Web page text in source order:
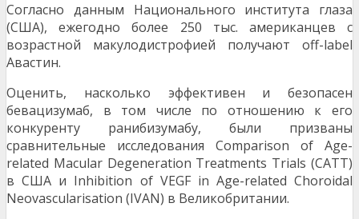
Согласно данным Национального института глаза
(США), ежегодно более 250 тыс. американцев с
возрастной макулодистрофией получают off-label
Авастин.
Оценить, насколько эффективен и безопасен
бевацизумаб, в том числе по отношению к его
конкуренту ранибизумабу, были призваны
сравнительные исследования Comparison of Age-
related Macular Degeneration Treatments Trials (CATT)
в США и Inhibition of VEGF in Age-related Choroidal
Neovascularisation (IVAN) в Великобритании.